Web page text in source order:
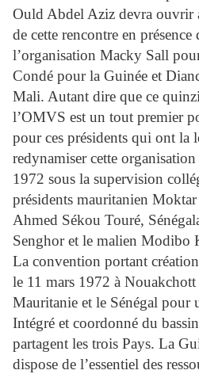
Ould Abdel Aziz devra ouvrir
de cette rencontre en présence
l’organisation Macky Sall
Condé pour la Guinée et
Mali. Autant dire que ce
l’OMVS est un tout premier
pour ces présidents qui ont la
redynamiser cette
1972 sous la supervision
présidents mauritanien
Ahmed Sékou Touré,
Senghor et le malien Modibo
La convention portant
le 11 mars 1972 à
Mauritanie et le Sénégal pour
Intégré et coordonné du
partagent les trois Pays. La
dispose de l’essentiel des